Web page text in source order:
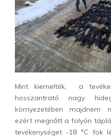
Mint kiemelték, a
hosszantrató nagy
környezetében majdnem
ezért megnőtt a folyón
tevékenységet -18 °C fok